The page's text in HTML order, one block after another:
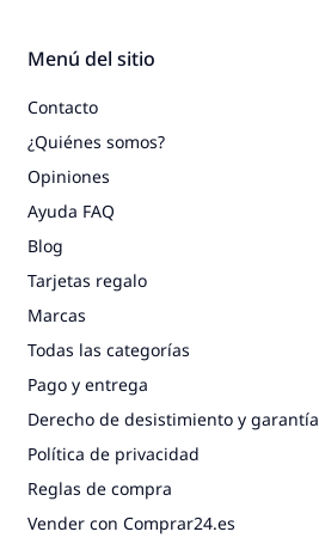
Menú del sitio
Contacto
¿Quiénes somos?
Opiniones
Ayuda FAQ
Blog
Tarjetas regalo
Marcas
Todas las categorías
Pago y entrega
Derecho de desistimiento y garantía
Política de privacidad
Reglas de compra
Vender con Comprar24.es